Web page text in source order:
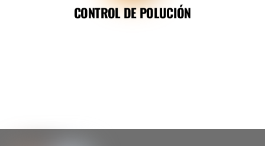
CONTROL DE POLUCIÓN